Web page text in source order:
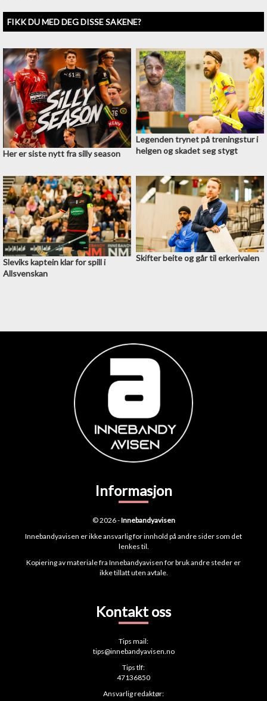
FIKK DU MED DEG DISSE SAKENE?
Her er siste nytt fra silly season
Legenden trynet på treningstur i
helgen og skadet seg stygt
Sleviks kaptein klar for spill i
Allsvenskan
Skifter beite og går til erkerivalen
Informasjon
© 2026 -Innebandyavisen
Innebandyavisen er ikke ansvarlig for innhold på andre sider som det
lenkes til.
Kopiering av materiale fra Innebandyavisen for bruk andre steder er
ikke tillatt uten avtale.
Kontakt oss
Tips mail:
tips@innebandyavisen.no
Tips tlf:
47136850
Ansvarlig redaktør: